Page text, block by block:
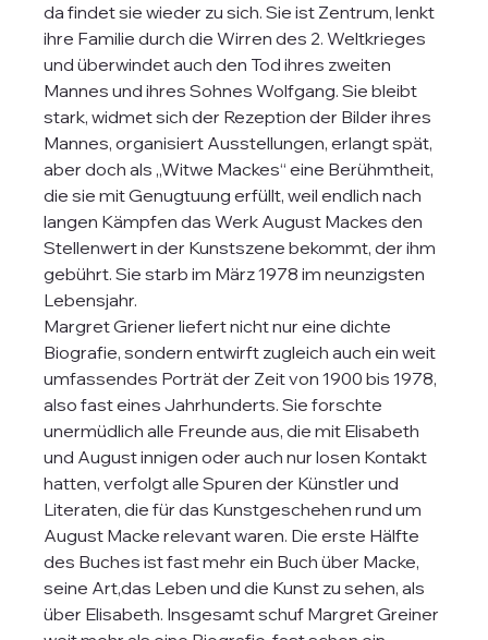
da findet sie wieder zu sich. Sie ist Zentrum, lenkt
ihre Familie durch die Wirren des 2. Weltkrieges
und überwindet auch den Tod ihres zweiten
Mannes und ihres Sohnes Wolfgang. Sie bleibt
stark, widmet sich der Rezeption der Bilder ihres
Mannes, organisiert Ausstellungen, erlangt spät,
aber doch als „Witwe Mackes“ eine Berühmtheit,
die sie mit Genugtuung erfüllt, weil endlich nach
langen Kämpfen das Werk August Mackes den
Stellenwert in der Kunstszene bekommt, der ihm
gebührt. Sie starb im März 1978 im neunzigsten
Lebensjahr.
Margret Griener liefert nicht nur eine dichte
Biografie, sondern entwirft zugleich auch ein weit
umfassendes Porträt der Zeit von 1900 bis 1978,
also fast eines Jahrhunderts. Sie forschte
unermüdlich alle Freunde aus, die mit Elisabeth
und August innigen oder auch nur losen Kontakt
hatten, verfolgt alle Spuren der Künstler und
Literaten, die für das Kunstgeschehen rund um
August Macke relevant waren. Die erste Hälfte
des Buches ist fast mehr ein Buch über Macke,
seine Art,das Leben und die Kunst zu sehen, als
über Elisabeth. Insgesamt schuf Margret Greiner